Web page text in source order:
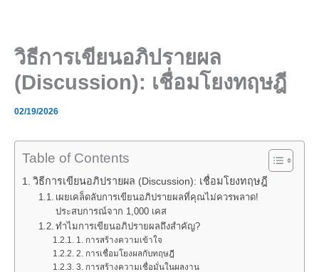
content
วิธีการเขียนอภิปรายผล
(Discussion): เชื่อมโยงทฤษฎี
02/19/2026
Table of Contents
วิธีการเขียนอภิปรายผล (Discussion): เชื่อมโยงทฤษฎี
เผยเคล็ดลับการเขียนอภิปรายผลที่คุณไม่ควรพลาด!
ประสบการณ์จาก 1,000 เคส
ทำไมการเขียนอภิปรายผลถึงสำคัญ?
1. การสร้างความเข้าใจ
2. การเชื่อมโยงผลกับทฤษฎี
3. การสร้างความเชื่อมั่นในผลงาน